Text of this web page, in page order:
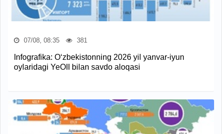
07/08, 08:35 381
Infografika: O‘zbekistonning 2026 yil yanvar-iyun
oylaridagi YeOII bilan savdo aloqasi